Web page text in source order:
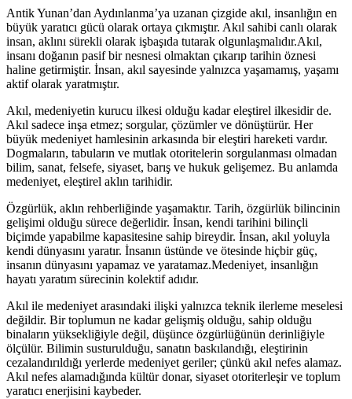
Antik Yunan’dan Aydınlanma’ya uzanan çizgide akıl, insanlığın en
büyük yaratıcı gücü olarak ortaya çıkmıştır. Akıl sahibi canlı olarak
insan, aklını sürekli olarak işbaşıda tutarak olgunlaşmalıdır.Akıl,
insanı doğanın pasif bir nesnesi olmaktan çıkarıp tarihin öznesi
haline getirmiştir. İnsan, akıl sayesinde yalnızca yaşamamış, yaşamı
aktif olarak yaratmıştır.
Akıl, medeniyetin kurucu ilkesi olduğu kadar eleştirel ilkesidir de.
Akıl sadece inşa etmez; sorgular, çözümler ve dönüştürür. Her
büyük medeniyet hamlesinin arkasında bir eleştiri hareketi vardır.
Dogmaların, tabuların ve mutlak otoritelerin sorgulanması olmadan
bilim, sanat, felsefe, siyaset, barış ve hukuk gelişemez. Bu anlamda
medeniyet, eleştirel aklın tarihidir.
Özgürlük, aklın rehberliğinde yaşamaktır. Tarih, özgürlük bilincinin
gelişimi olduğu sürece değerlidir. İnsan, kendi tarihini bilinçli
biçimde yapabilme kapasitesine sahip bireydir. İnsan, akıl yoluyla
kendi dünyasını yaratır. İnsanın üstünde ve ötesinde hiçbir güç,
insanın dünyasını yapamaz ve yaratamaz.Medeniyet, insanlığın
hayatı yaratım sürecinin kolektif adıdır.
Akıl ile medeniyet arasındaki ilişki yalnızca teknik ilerleme meselesi
değildir. Bir toplumun ne kadar gelişmiş olduğu, sahip olduğu
binaların yüksekliğiyle değil, düşünce özgürlüğünün derinliğiyle
ölçülür. Bilimin susturulduğu, sanatın baskılandığı, eleştirinin
cezalandırıldığı yerlerde medeniyet geriler; çünkü akıl nefes alamaz.
Akıl nefes alamadığında kültür donar, siyaset otoriterleşir ve toplum
yaratıcı enerjisini kaybeder.